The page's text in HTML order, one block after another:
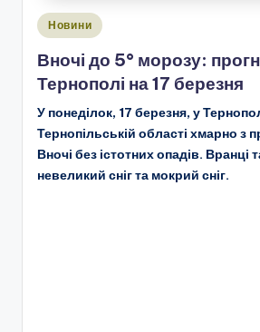
Опубліковано
Новини
Вночі до 5° морозу:
Тернополі на 17 березня
У понеділок, 17 березня, у
Тернопільській області хмарно з
Вночі без істотних опадів. Вранці
невеликий сніг та мокрий сніг.